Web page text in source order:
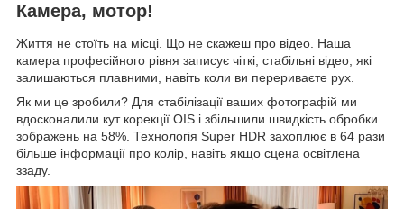
Камера, мотор!
Життя не стоїть на місці. Що не скажеш про відео. Наша
камера професійного рівня записує чіткі, стабільні відео, які
залишаються плавними, навіть коли ви перериваєте рух.
Як ми це зробили? Для стабілізації ваших фотографій ми
вдосконалили кут корекції OIS і збільшили швидкість обробки
зображень на 58%. Технологія Super HDR захоплює в 64 рази
більше інформації про колір, навіть якщо сцена освітлена
ззаду.